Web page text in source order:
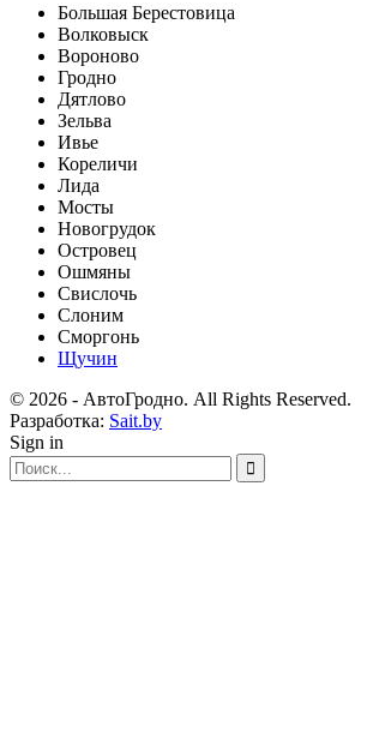
Большая Берестовица
Волковыск
Вороново
Гродно
Дятлово
Зельва
Ивье
Кореличи
Лида
Мосты
Новогрудок
Островец
Ошмяны
Свислочь
Слоним
Сморгонь
Щучин
© 2026 - АвтоГродно. All Rights Reserved.
Разработка: Sait.by
Sign in